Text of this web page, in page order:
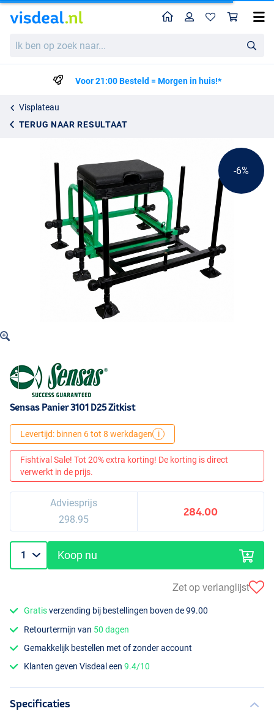
ben
HomeProfiel
Voor 21:00 Besteld = Morgen in huis!*
Visplateau
TERUG NAAR RESULTAAT
Sensas Panier 3101 D25 Zitkist
298.95
-6%
Sensas Panier 3101 D25 Zitkist
Levertijd: binnen 6 tot 8 werkdagen i
Fishtival Sale! Tot 20% extra korting! De korting is direct
verwerkt in de prijs.
Adviesprijs
298.95
284.00
Koop nu
Zet op verlanglijst
Gratisverzending bij bestellingen boven de 99.00
Retourtermijn van 50 dagen
Gemakkelijk bestellen met of zonder account
Klanten geven Visdeal een9.4/10
Specificaties